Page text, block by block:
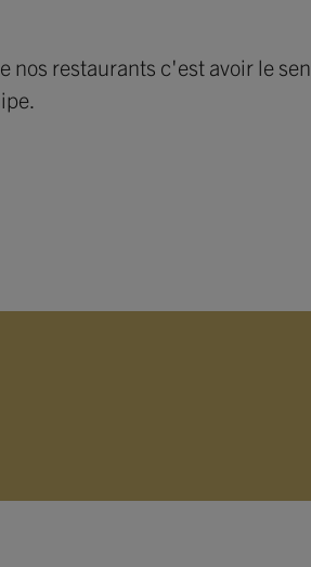
nos restaurants c'est avoir le